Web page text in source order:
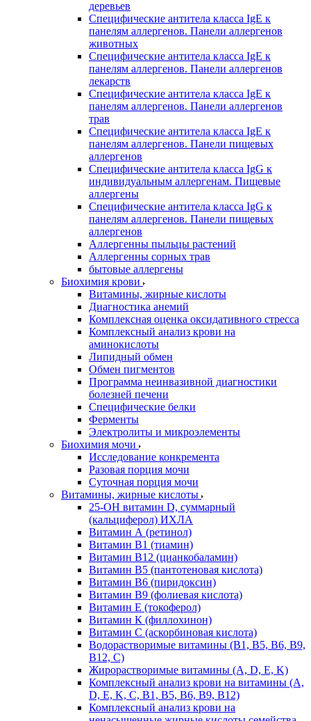
деревьев
Специфические антитела класса IgE к
панелям аллергенов. Панели аллергенов
животных
Специфические антитела класса IgE к
панелям аллергенов. Панели аллергенов
лекарств
Специфические антитела класса IgE к
панелям аллергенов. Панели аллергенов
трав
Специфические антитела класса IgE к
панелям аллергенов. Панели пищевых
аллергенов
Специфические антитела класса IgG к
индивидуальным аллергенам. Пищевые
аллергены
Специфические антитела класса IgG к
панелям аллергенов. Панели пищевых
аллергенов
Аллергенны пыльцы растений
Аллергенны сорных трав
бытовые аллергены
Биохимия крови
Витамины, жирные кислоты
Диагностика анемий
Комплексная оценка оксидативного стресса
Комплексный анализ крови на
аминокислоты
Липидный обмен
Обмен пигментов
Программа неинвазивной диагностики
болезней печени
Специфические белки
Ферменты
Электролиты и микроэлементы
Биохимия мочи
Исследование конкремента
Разовая порция мочи
Суточная порция мочи
Витамины, жирные кислоты
25-OH витамин D, суммарный
(кальциферол) ИХЛА
Витамин А (ретинол)
Витамин В1 (тиамин)
Витамин В12 (цианкобаламин)
Витамин В5 (пантотеновая кислота)
Витамин В6 (пиридоксин)
Витамин В9 (фолиевая кислота)
Витамин Е (токоферол)
Витамин К (филлохинон)
Витамин С (аскорбиновая кислота)
Водорастворимые витамины (B1, B5, B6, В9,
В12, С)
Жирорастворимые витамины (A, D, E, K)
Комплексный анализ крови на витамины (A,
D, E, K, C, B1, B5, B6, В9, B12)
Комплексный анализ крови на